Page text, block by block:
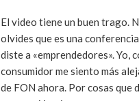
El video tiene un buen trago.
olvides que es una
diste a «emprendedores». Yo,
consumidor me siento más
de FON ahora. Por cosas que